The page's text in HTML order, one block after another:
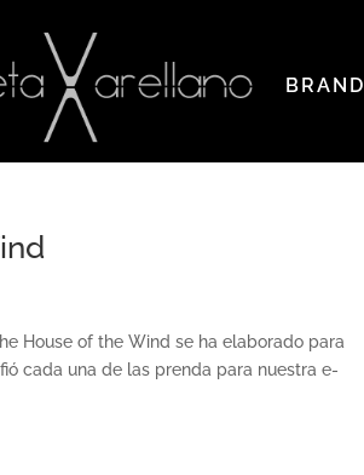
BRAND
House of the Wind se ha elaborado para
cada una de las prenda para nuestra e-